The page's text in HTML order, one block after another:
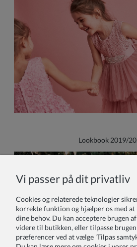
Lookbook 2019/
Vi passer på dit privatliv
Cookies og relaterede teknologier
korrekte funktion og hjælper os med
dine behov. Du kan acceptere brugen
videre til butikken, eller tilpasse
præferencer ved at vælge 'Tilpas